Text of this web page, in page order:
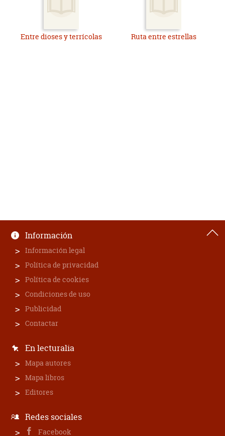
Entre dioses y terrícolas Ruta entre estrellas
Información
Información legal
Política de privacidad
Política de cookies
Condiciones de uso
Publicidad
Contactar
En lecturalia
Mapa autores
Mapa libros
Editores
Redes sociales
Facebook